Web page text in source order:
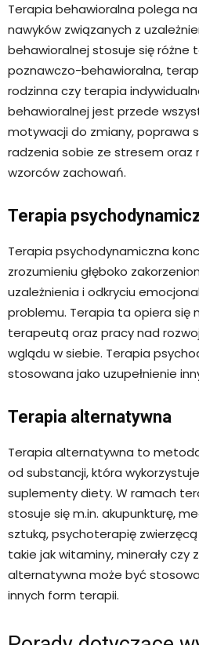
Terapia behawioralna polega
nawyków związanych z
behawioralnej stosuje się różne
poznawczo-behawioralna,
rodzinna czy terapia
behawioralnej jest przede
motywacji do zmiany, poprawa
radzenia sobie ze stresem oraz
wzorców zachowań.
Terapia
Terapia psychodynamiczna
zrozumieniu głęboko
uzależnienia i odkryciu
problemu. Terapia ta opiera się
terapeutą oraz pracy nad
wglądu w siebie. Terapia
stosowana jako uzupełnienie
Terapia alternatywna
Terapia alternatywna to
od substancji, która
suplementy diety. W ramach
stosuje się m.in. akupunkturę,
sztuką, psychoterapię
takie jak witaminy, minerały czy
alternatywna może być
innych form terapii.